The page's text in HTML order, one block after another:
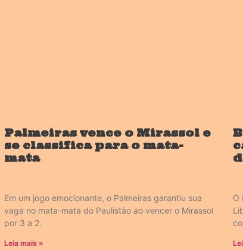
Palmeiras vence o Mirassol e
se classifica para o mata-
mata
Em um jogo emocionante, o Palmeiras garantiu sua
vaga no mata-mata do Paulistão ao vencer o Mirassol
por 3 a 2.
Leia mais »
O